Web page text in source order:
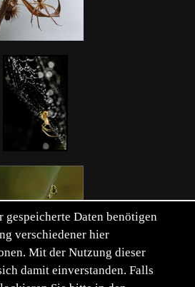
gespeicherte Daten benötigen
verschiedener hier
Mit der Nutzung dieser
damit einverstanden. Falls